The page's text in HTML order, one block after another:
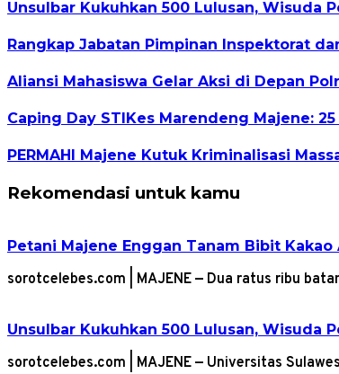
Unsulbar Kukuhkan 500 Lulusan, Wisuda
Rangkap Jabatan Pimpinan Inspektorat
Aliansi Mahasiswa Gelar Aksi di Depan
Caping Day STIKes Marendeng Majene:
PERMAHI Majene Kutuk Kriminalisasi
Rekomendasi untuk kamu
Petani Majene Enggan Tanam Bibit
sorotcelebes.com | MAJENE — Dua ratus ribu
Unsulbar Kukuhkan 500 Lulusan, Wisuda
sorotcelebes.com | MAJENE — Universitas